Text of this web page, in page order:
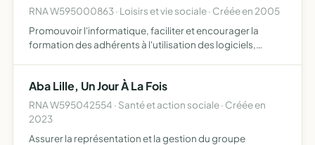
RNA W595000863 · Loisirs et vie sociale · Créée en 2005
Promouvoir l'informatique, faciliter et encourager la
formation des adhérents à l'utilisation des logiciels,
Aba Lille, Un Jour À La Fois
RNA W595042554 · Santé et action sociale · Créée en
2023
Assurer la représentation et la gestion du groupe